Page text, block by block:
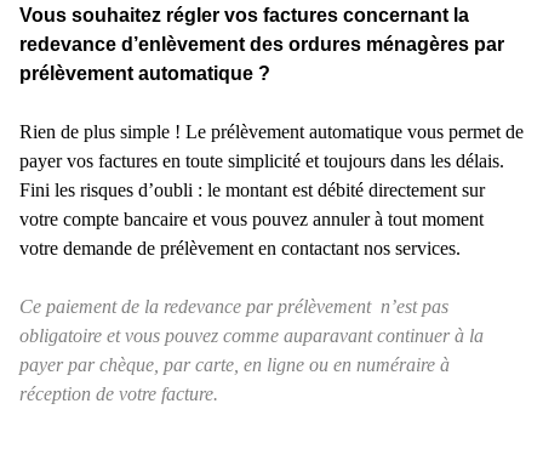
Vous souhaitez régler vos factures concernant la
redevance d’enlèvement des ordures ménagères par
prélèvement automatique ?
Rien de plus simple ! Le prélèvement automatique vous permet de
payer vos factures en toute simplicité et toujours dans les délais.
Fini les risques d’oubli : le montant est débité directement sur
votre compte bancaire et vous pouvez annuler à tout moment
votre demande de prélèvement en contactant nos services.
Ce paiement de la redevance par prélèvement n’est pas
obligatoire et vous pouvez comme auparavant continuer à la
payer par chèque, par carte, en ligne ou en numéraire à
réception de votre facture.